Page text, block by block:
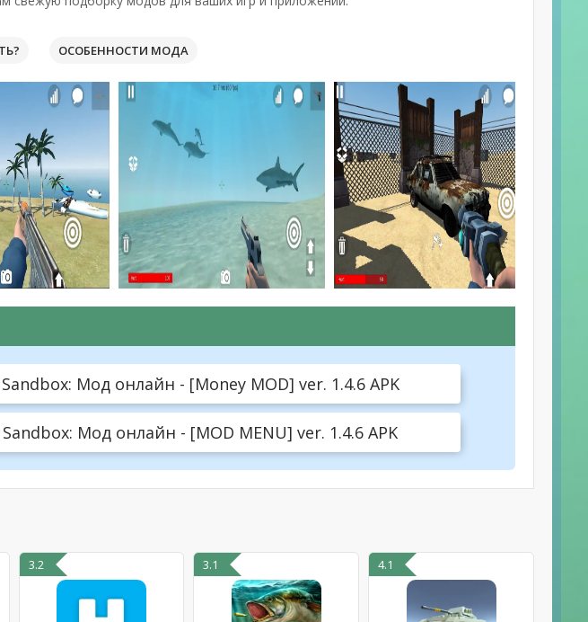
ОСОБЕННОСТИ МОДА
Мод онлайн - [Money MOD] ver. 1.4.6 APK
Мод онлайн - [MOD MENU] ver. 1.4.6 APK
3.2 3.1 4.1